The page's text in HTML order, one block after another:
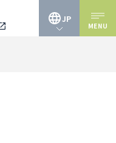
JP
MENU